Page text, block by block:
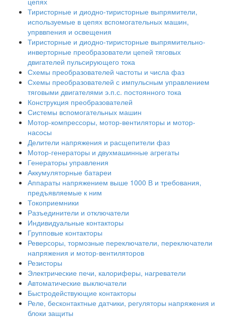
Тиристорные и диодно-тиристорные выпрямители,
используемые в цепях вспомогательных машин,
упрввпения и освещения
Тиристорные и диодно-тиристорные выпрямительно-
инверторные преобразователи цепей тяговых
двигателей пульсирующего тока
Схемы преобразователей частоты и числа фаз
Схемы преобразователей с импульсным управлением
тяговыми двигателями э.п.с. постоянного тока
Конструкция преобразователей
Системы вспомогательных машин
Мотор-компрессоры, мотор-вентиляторы и мотор-
насосы
Делители напряжения и расщепители фаз
Мотор-генераторы и двухмашинные агрегаты
Генераторы управления
Аккумуляторные батареи
Аппараты напряжением выше 1000 В и требования,
предъявляемые к ним
Токоприемники
Разъединители и отключатели
Индивидуальные контакторы
Групповые контакторы
Реверсоры, тормозные переключатели, переключатели
напряжения и мотор-вентиляторов
Резисторы
Электрические печи, калориферы, нагреватели
Автоматические выключатели
Быстродействующие контакторы
Реле, бесконтактные датчики, регуляторы напряжения и
блоки защиты